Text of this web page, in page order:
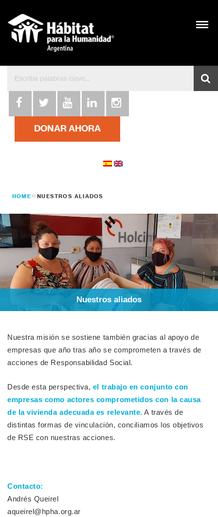
DONAR AHORA
HOME NUESTROS ALIADOS
Nuestros aliados
Nuestra misión se sostiene también gracias al apoyo de
empresas que año tras año se comprometen a través de
acciones de Responsabilidad Social.
Desde esta perspectiva, el trabajo en conjunto con
empresas como actores comprometidos con la causa
de la vivienda adecuada es relevante. A través de
distintas formas de vinculación, conciliamos los objetivos
de RSE con nuestras acciones.
Contacto:
Andrés Queirel
aqueirel@hpha.org.ar